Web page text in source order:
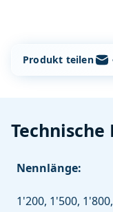
Produkt teilenPer
Technische
Nennlänge:
1'200, 1'500,